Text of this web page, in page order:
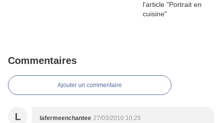
Commentaires
Ajouter un commentaire
L lafermeenchantee 27/03/2010 10:25